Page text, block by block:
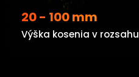
20 - 100 mm
Výška kosenia v rozsahu